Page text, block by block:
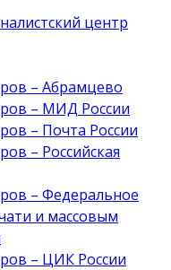
центр
– Абрамцево
– МИД России
– Почта России
– Российская
– Федеральное
и массовым
– ЦИК России